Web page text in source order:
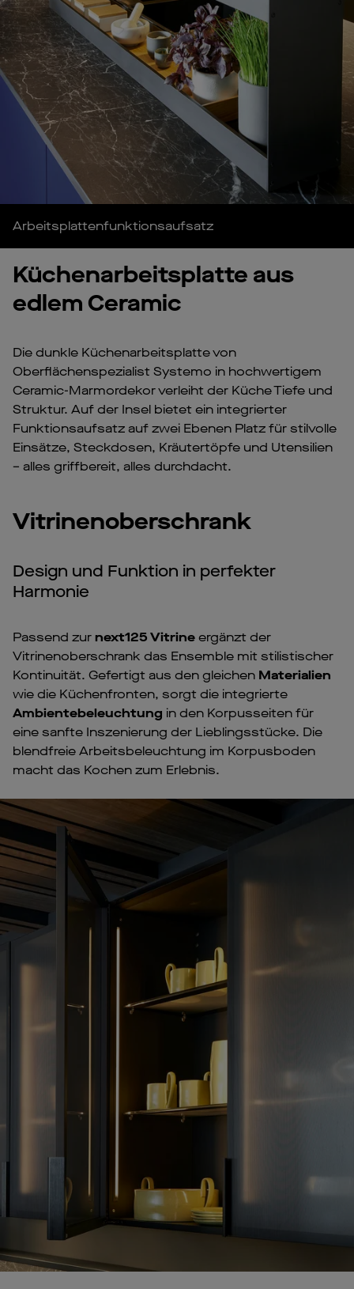
Arbeitsplattenfunktionsaufsatz
Küchenarbeitsplatte aus
edlem Ceramic
Die dunkle Küchenarbeitsplatte von
Oberflächenspezialist Systemo in hochwertigem
Ceramic-Marmordekor verleiht der Küche Tiefe und
Struktur. Auf der Insel bietet ein integrierter
Funktionsaufsatz auf zwei Ebenen Platz für stilvolle
Einsätze, Steckdosen, Kräutertöpfe und Utensilien
– alles griffbereit, alles durchdacht.
Vitrinenoberschrank
Design und Funktion in perfekter
Harmonie
Passend zurnext125 Vitrineergänzt der
Vitrinenoberschrank das Ensemble mit stilistischer
Kontinuität. Gefertigt aus den gleichen Materialien
wie die Küchenfronten, sorgt die integrierte
Ambientebeleuchtung in den Korpusseiten für
eine sanfte Inszenierung der Lieblingsstücke. Die
blendfreie Arbeitsbeleuchtung im Korpusboden
macht das Kochen zum Erlebnis.